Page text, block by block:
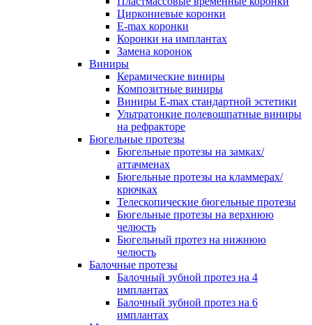
Циркониевые коронки
E-max коронки
Коронки на имплантах
Замена коронок
Виниры
Керамические виниры
Композитные виниры
Виниры E-max стандартной эстетики
Ультратонкие полевошпатные виниры
на рефракторе
Бюгельные протезы
Бюгельные протезы на замках/
аттачменах
Бюгельные протезы на кламмерах/
крючках
Телескопические бюгельные протезы
Бюгельные протезы на верхнюю
челюсть
Бюгельный протез на нижнюю
челюсть
Балочные протезы
Балочный зубной протез на 4
имплантах
Балочный зубной протез на 6
имплантах